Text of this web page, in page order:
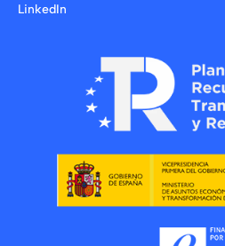
LinkedIn